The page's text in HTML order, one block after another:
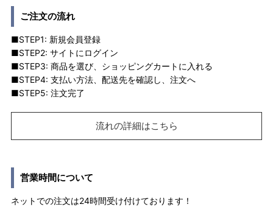
ご注文の流れ
■STEP1: 新規会員登録
■STEP2: サイトにログイン
■STEP3: 商品を選び、ショッピングカートに入れる
■STEP4: 支払い方法、配送先を確認し、注文へ
■STEP5: 注文完了
流れの詳細はこちら
営業時間について
ネットでの注文は24時間受け付けております！